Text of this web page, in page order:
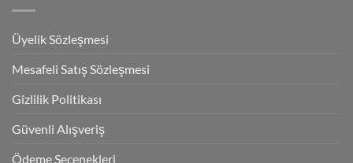
Üyelik Sözleşmesi
Mesafeli Satış Sözleşmesi
Gizlilik Politikası
Güvenli Alışveriş
Ödeme Seçenekleri